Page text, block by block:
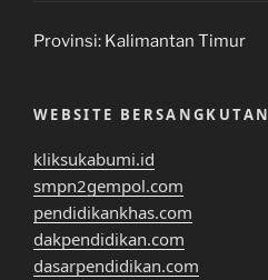
Provinsi: Kalimantan Timur
WEBSITE BERSANGKUTAN
kliksukabumi.id
smpn2gempol.com
pendidikankhas.com
dakpendidikan.com
dasarpendidikan.com